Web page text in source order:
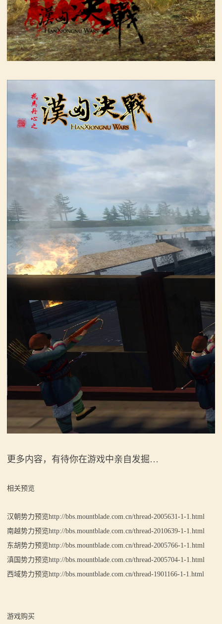
更多内容，有待你在游戏中亲自发掘…
相关预览
汉朝势力预览http://bbs.mountblade.com.cn/thread-2005631-1-1.html
南越势力预览http://bbs.mountblade.com.cn/thread-2010639-1-1.html
东胡势力预览http://bbs.mountblade.com.cn/thread-2005766-1-1.html
滇国势力预览http://bbs.mountblade.com.cn/thread-2005704-1-1.html
西域势力预览http://bbs.mountblade.com.cn/thread-1901166-1-1.html
游戏购买